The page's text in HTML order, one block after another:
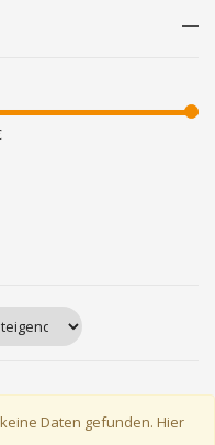
Daten gefunden. Hier